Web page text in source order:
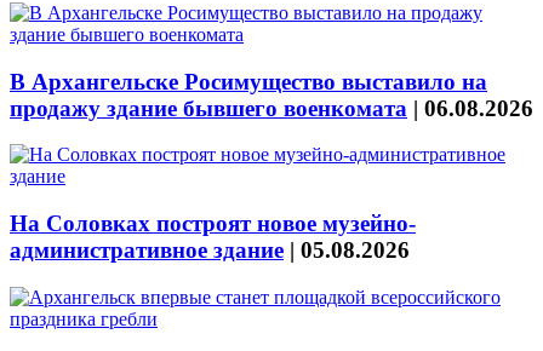
В Архангельске Росимущество выставило на
продажу здание бывшего военкомата | 06.08.2026
На Соловках построят новое музейно-
административное здание | 05.08.2026